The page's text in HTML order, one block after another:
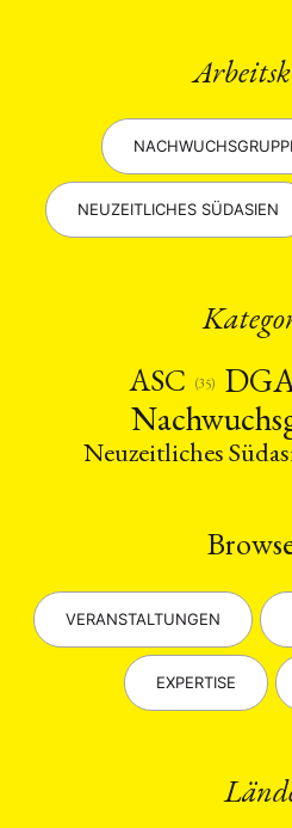
NEUZEITLICHES SÜDASIEN
ASC
(35)
Neuzeitliches
VERANSTALTUNGEN
EXPERTISE